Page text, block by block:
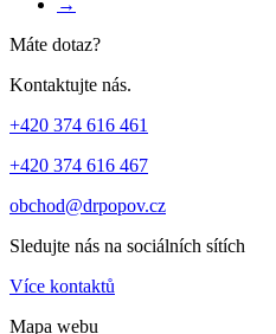
→
Máte dotaz?
Kontaktujte nás.
+420 374 616 461
+420 374 616 467
obchod@drpopov.cz
Sledujte nás na sociálních sítích
Více kontaktů
Mapa webu